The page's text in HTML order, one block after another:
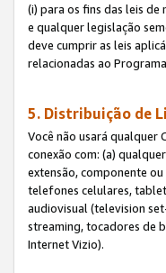
(i) para os fins das leis
e qualquer legislação
deve cumprir as leis
relacionadas ao
5. Distribuição de
Você não usará qualquer
conexão com: (a)
extensão, componente
telefones celulares,
audiovisual (television
streaming, tocadores de
Internet Vizio).